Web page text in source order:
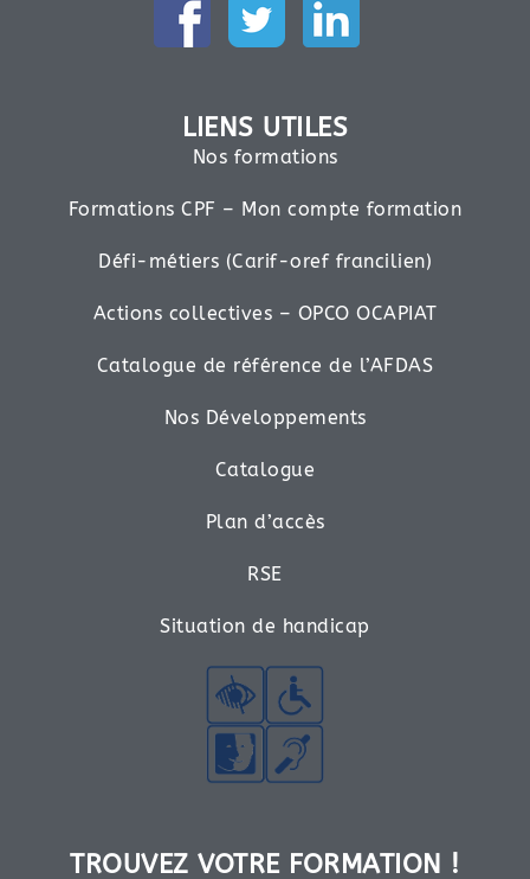
LIENS UTILES
Nos formations
Formations CPF – Mon compte formation
Défi-métiers (Carif-oref francilien)
Actions collectives – OPCO OCAPIAT
Catalogue de référence de l’AFDAS
Nos Développements
Catalogue
Plan d’accès
RSE
Situation de handicap
TROUVEZ VOTRE FORMATION !​